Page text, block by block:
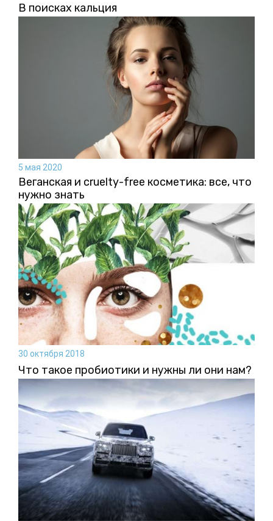
В поисках кальция
5 мая 2020
Веганская и cruelty-free косметика: все, что
нужно знать
30 октября 2018
Что такое пробиотики и нужны ли они нам?